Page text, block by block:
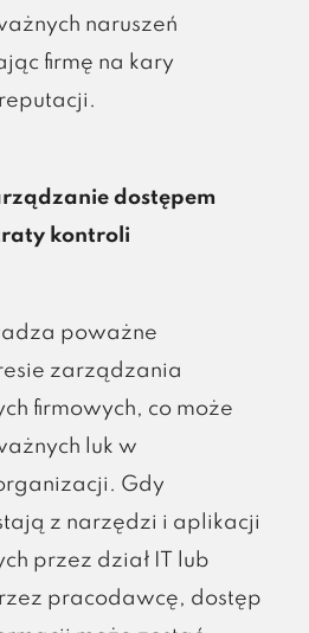
naruszeń
firmę na kary
dostępem
kontroli
poważne
zarządzania
firmowych, co może
luk w
Gdy
z narzędzi i aplikacji
przez dział IT lub
pracodawcę, dostęp